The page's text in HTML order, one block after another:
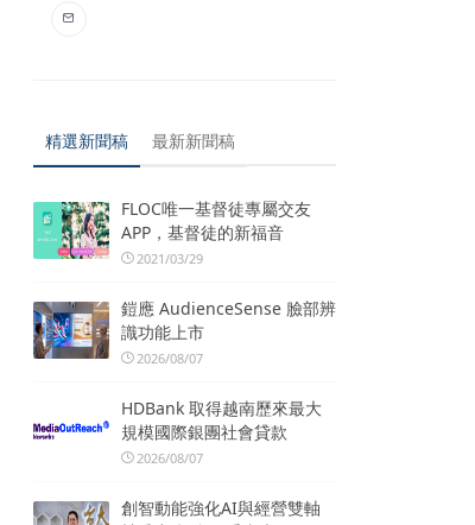
精選新聞稿 最新新聞稿
FLOC唯一基督徒專屬交友
APP，基督徒的新福音
2021/03/29
鎧應 AudienceSense 臉部辨
識功能上市
2026/08/07
HDBank 取得越南歷來最大
規模國際銀團社會貸款
2026/08/07
創智動能強化AI與經營雙軸